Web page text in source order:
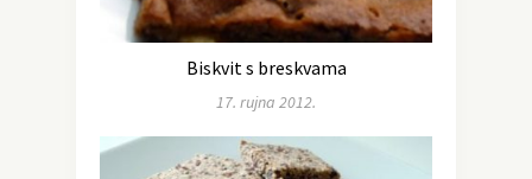
Biskvit s breskvama
17. rujna 2012.